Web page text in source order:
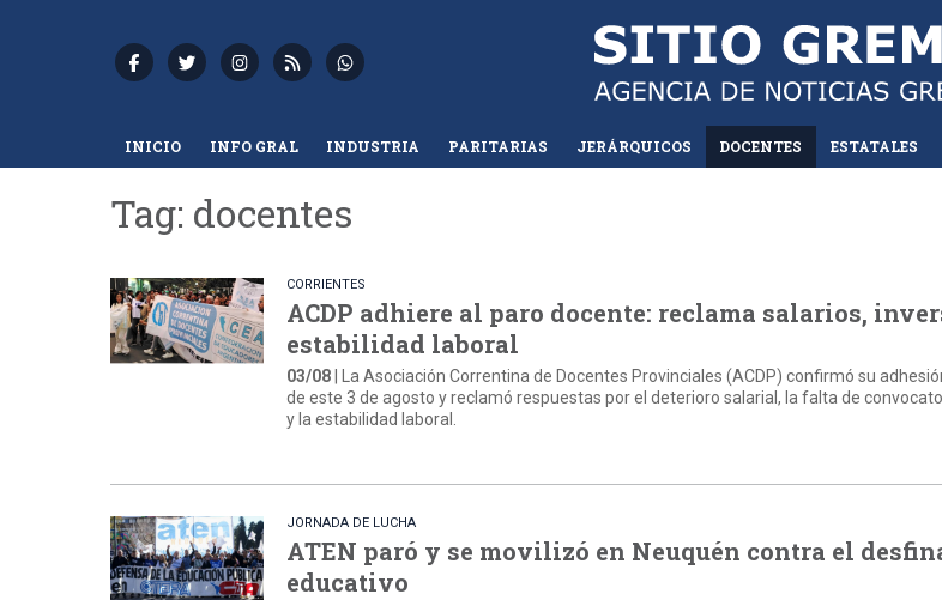
INICIO INFO GRAL INDUSTRIA PARITARIAS JERÁRQUICOS DOCENTES ESTATALES
Tag: docentes
CORRIENTES
ACDP adhiere al paro docente: reclama salarios,
estabilidad laboral
03/08 | La Asociación Correntina de Docentes Provinciales (ACDP) confirmó su
de este 3 de agosto y reclamó respuestas por el deterioro salarial, la falta de
y la estabilidad laboral.
JORNADA DE LUCHA
ATEN paró y se movilizó en Neuquén contra el
educativo